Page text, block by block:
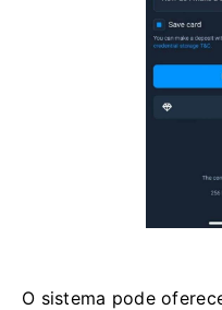
O sistema pode